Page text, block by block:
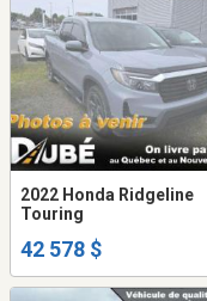
2022 Honda Ridgeline
Touring
42 578 $